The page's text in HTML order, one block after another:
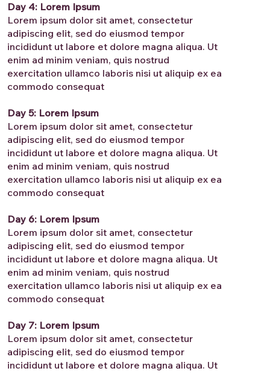
Day 4: Lorem Ipsum
Lorem ipsum dolor sit amet, consectetur
adipiscing elit, sed do eiusmod tempor
incididunt ut labore et dolore magna aliqua. Ut
enim ad minim veniam, quis nostrud
exercitation ullamco laboris nisi ut aliquip ex ea
commodo consequat
Day 5: Lorem Ipsum
Lorem ipsum dolor sit amet, consectetur
adipiscing elit, sed do eiusmod tempor
incididunt ut labore et dolore magna aliqua. Ut
enim ad minim veniam, quis nostrud
exercitation ullamco laboris nisi ut aliquip ex ea
commodo consequat
Day 6: Lorem Ipsum
Lorem ipsum dolor sit amet, consectetur
adipiscing elit, sed do eiusmod tempor
incididunt ut labore et dolore magna aliqua. Ut
enim ad minim veniam, quis nostrud
exercitation ullamco laboris nisi ut aliquip ex ea
commodo consequat
Day 7: Lorem Ipsum
Lorem ipsum dolor sit amet, consectetur
adipiscing elit, sed do eiusmod tempor
incididunt ut labore et dolore magna aliqua. Ut